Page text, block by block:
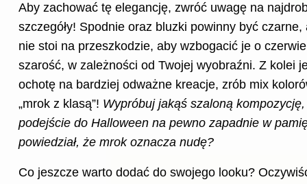
Aby zachować tę elegancję, zwróć uwagę na
szczegóły! Spodnie oraz bluzki powinny być czarne,
nie stoi na przeszkodzie, aby wzbogacić je o
szarość, w zależności od Twojej wyobraźni. Z kolei
ochotę na bardziej odważne kreacje, zrób mix
„mrok z klasą”! Wypróbuj jakąś szaloną
podejście do Halloween na pewno zapadnie w
powiedział, że mrok oznacza nudę?
Co jeszcze warto dodać do swojego looku?